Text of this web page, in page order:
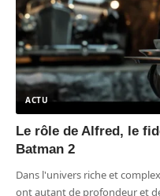
ACTU
Le rôle de Alfred, le
Batman 2
Dans l'univers riche et
ont autant de profondeur et